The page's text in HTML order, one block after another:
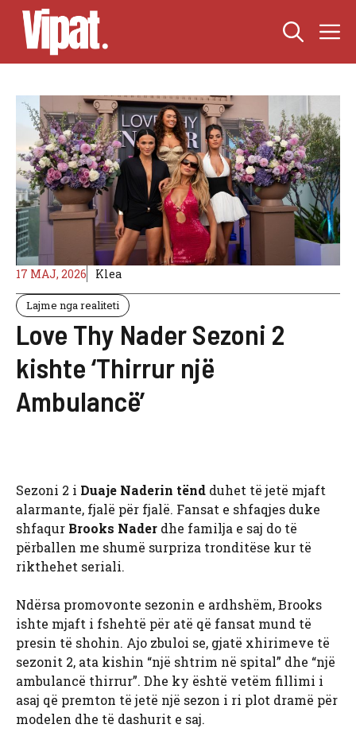
Skip
content
17 MAJ, 2026 Klea
Lajme nga realiteti
Love Thy Nader Sezoni 2
kishte ‘Thirrur një
Ambulancë’
Sezoni 2 i Duaje Naderin tënd duhet të jetë mjaft
alarmante, fjalë për fjalë. Fansat e shfaqjes duke
shfaqur Brooks Nader dhe familja e saj do të
përballen me shumë surpriza tronditëse kur të
rikthehet seriali.
Ndërsa promovonte sezonin e ardhshëm, Brooks
ishte mjaft i fshehtë për atë që fansat mund të
presin të shohin. Ajo zbuloi se, gjatë xhirimeve të
sezonit 2, ata kishin “një shtrim në spital” dhe “një
ambulancë thirrur”. Dhe ky është vetëm fillimi i
asaj që premton të jetë një sezon i ri plot dramë për
modelen dhe të dashurit e saj.